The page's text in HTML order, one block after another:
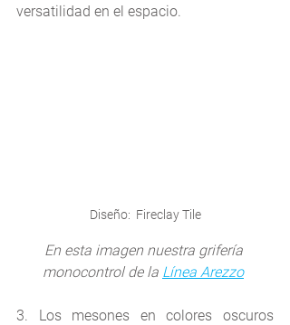
versatilidad en el espacio.
Diseño:  Fireclay Tile
En esta imagen nuestra grifería
monocontrol de la Línea Arezzo
3. Los mesones en colores oscuros